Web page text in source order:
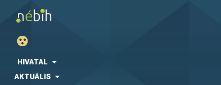
HIVATAL
AKTUÁLIS